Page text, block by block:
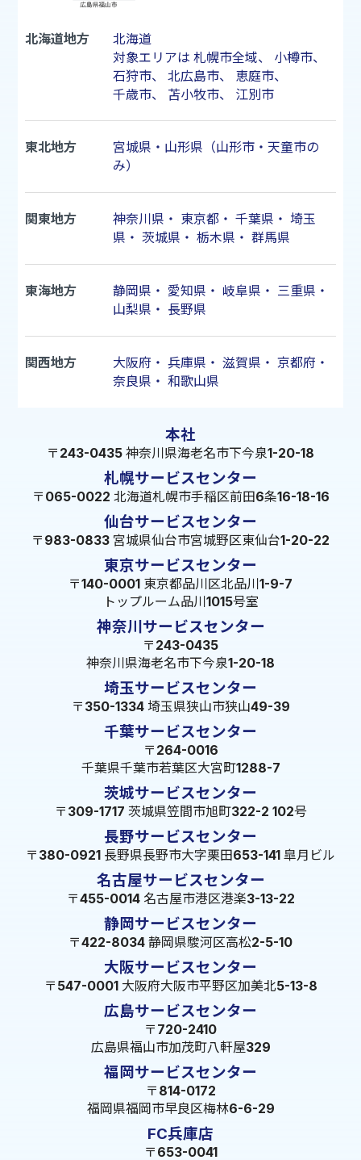
北海道地方
北海道
対象エリアは 札幌市全域、 小樽市、
石狩市、 北広島市、 恵庭市、
千歳市、 苫小牧市、 江別市
東北地方
宮城県・山形県（山形市・天童市の
み）
関東地方 神奈川県 ・ 東京都・ 千葉県 ・ 埼玉
県 ・ 茨城県 ・ 栃木県 ・ 群馬県
東海地方 静岡県 ・ 愛知県 ・ 岐阜県 ・ 三重県 ・
山梨県 ・ 長野県
関西地方 大阪府 ・ 兵庫県 ・ 滋賀県 ・ 京都府 ・
奈良県 ・ 和歌山県
本社
〒243-0435 神奈川県海老名市下今泉1-20-18
札幌サービスセンター
〒065-0022 北海道札幌市手稲区前田6条16-18-16
仙台サービスセンター
〒983-0833 宮城県仙台市宮城野区東仙台1-20-22
東京サービスセンター
〒140-0001 東京都品川区北品川1-9-7
トップルーム品川1015号室
神奈川サービスセンター
〒243-0435
神奈川県海老名市下今泉1-20-18
埼玉サービスセンター
〒350-1334 埼玉県狭山市狭山49-39
千葉サービスセンター
〒264-0016
千葉県千葉市若葉区大宮町1288-7
茨城サービスセンター
〒309-1717 茨城県笠間市旭町322-2 102号
長野サービスセンター
〒380-0921 長野県長野市大字栗田653-141 皐月ビル
名古屋サービスセンター
〒455-0014 名古屋市港区港楽3-13-22
静岡サービスセンター
〒422-8034 静岡県駿河区高松2-5-10
大阪サービスセンター
〒547-0001 大阪府大阪市平野区加美北5-13-8
広島サービスセンター
〒720-2410
広島県福山市加茂町八軒屋329
福岡サービスセンター
〒814-0172
福岡県福岡市早良区梅林6-6-29
FC兵庫店
〒653-0041